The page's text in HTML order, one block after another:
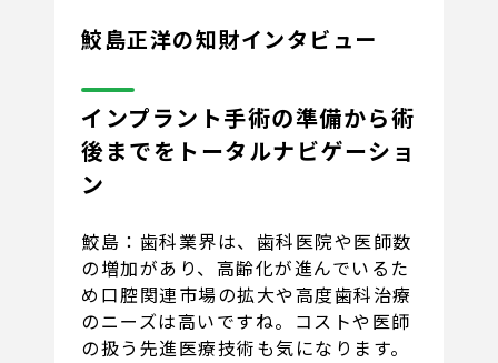
鮫島正洋の知財インタビュー
インプラント手術の準備から術
後までをトータルナビゲーショ
ン
鮫島：歯科業界は、歯科医院や医師数
の増加があり、高齢化が進んでいるた
め口腔関連市場の拡大や高度歯科治療
のニーズは高いですね。コストや医師
の扱う先進医療技術も気になります。